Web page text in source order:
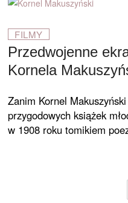
FILMY
Przedwojenne
Kornela
Zanim Kornel
przygodowych książek
w 1908 roku tomikiem